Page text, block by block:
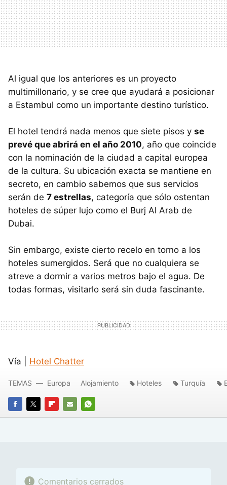
Al igual que los anteriores es un proyecto
multimillonario, y se cree que ayudará a posicionar
a Estambul como un importante destino turístico.
El hotel tendrá nada menos que siete pisos y se
prevé que abrirá en el año 2010, año que coincide
con la nominación de la ciudad a capital europea
de la cultura. Su ubicación exacta se mantiene en
secreto, en cambio sabemos que sus servicios
serán de 7 estrellas, categoría que sólo ostentan
hoteles de súper lujo como el Burj Al Arab de
Dubai.
Sin embargo, existe cierto recelo en torno a los
hoteles sumergidos. Será que no cualquiera se
atreve a dormir a varios metros bajo el agua. De
todas formas, visitarlo será sin duda fascinante.
Vía | Hotel Chatter
FACEBOOK
TWITTERFLIPBOARD
E-
WHATSAPP
TEMAS Europa Alojamiento Hoteles Turquía
Comentarios cerrados